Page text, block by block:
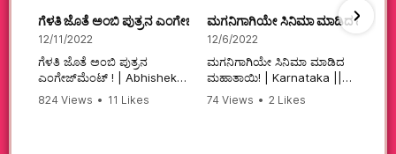
ಗೆಳತಿ ಜೊತೆ ಅಂಬಿ ಪುತ್ರನ ಎಂಗೇಜ್‌ಮೆಂಟ್ ! | Abhishek Ambareesh |
12/11/2022
ಗೆಳತಿ ಜೊತೆ ಅಂಬಿ ಪುತ್ರನ
ಎಂಗೇಜ್‌ಮೆಂಟ್ ! | Abhishek
Ambareesh | Aviva ||
824 Views • 11 Likes
ಮಗನಿಗಾಗಿಯೇ ಸಿನಿಮಾ ಮಾಡಿದ
12/6/2022
ಮಗನಿಗಾಗಿಯೇ ಸಿನಿಮಾ ಮಾಡಿದ
ಮಹಾತಾಯಿ! | Karnataka ||
74 Views • 2 Likes